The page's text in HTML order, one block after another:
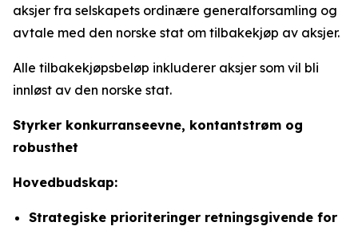
aksjer fra selskapets ordinære generalforsamling og
avtale med den norske stat om tilbakekjøp av aksjer.
Alle tilbakekjøpsbeløp inkluderer aksjer som vil bli
innløst av den norske stat.
Styrker konkurranseevne, kontantstrøm og
robusthet
Hovedbudskap:
Strategiske prioriteringer retningsgivende for